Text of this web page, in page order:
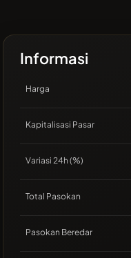
Informasi
Harga
Kapitalisasi Pasar
Variasi 24h (%)
Total Pasokan
Pasokan Beredar